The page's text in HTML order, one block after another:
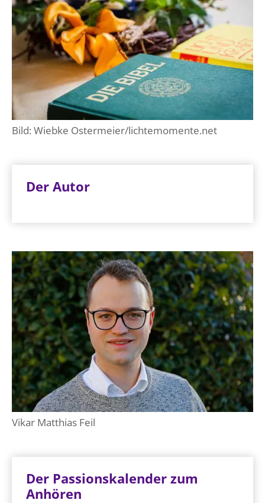
Bild: Wiebke Ostermeier/lichtemomente.net
Der Autor
Vikar Matthias Feil
Der Passionskalender zum
Anhören